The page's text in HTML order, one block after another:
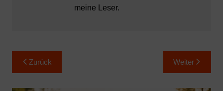
meine Leser.
Beitragsnavigation
Zurück Weiter